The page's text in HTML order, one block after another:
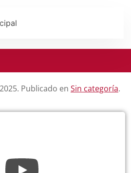
. Publicado en Sin categoría.